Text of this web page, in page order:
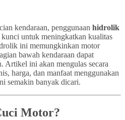
kendaraan, penggunaan hidrolik
kunci untuk meningkatkan kualitas
ini memungkinkan motor
bawah kendaraan dapat
Artikel ini akan mengulas secara
harga, dan manfaat menggunakan
semakin banyak dicari.
Motor?